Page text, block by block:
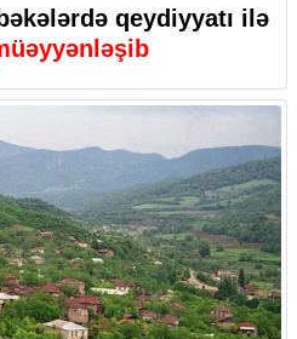
qeydiyyatı ilə